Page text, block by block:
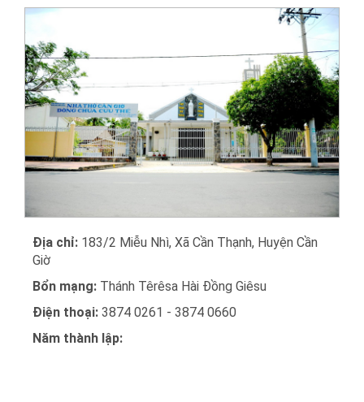
Địa chỉ: 183/2 Miễu Nhì, Xã Cần Thạnh, Huyện Cần
Giờ
Bổn mạng: Thánh Têrêsa Hài Đồng Giêsu
Điện thoại: 3874 0261 - 3874 0660
Năm thành lập: